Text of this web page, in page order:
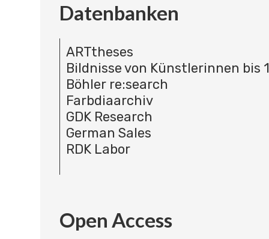
Datenbanken
ARTtheses
Bildnisse von Künstlerinnen bis
Böhler re:search
Farbdiaarchiv
GDK Research
German Sales
RDK Labor
Open Access